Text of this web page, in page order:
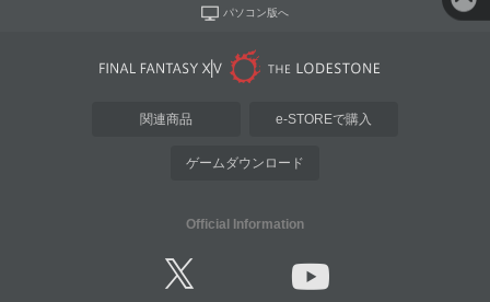
パソコン版へ
関連商品 e-STOREで購入
ゲームダウンロード
Official Information